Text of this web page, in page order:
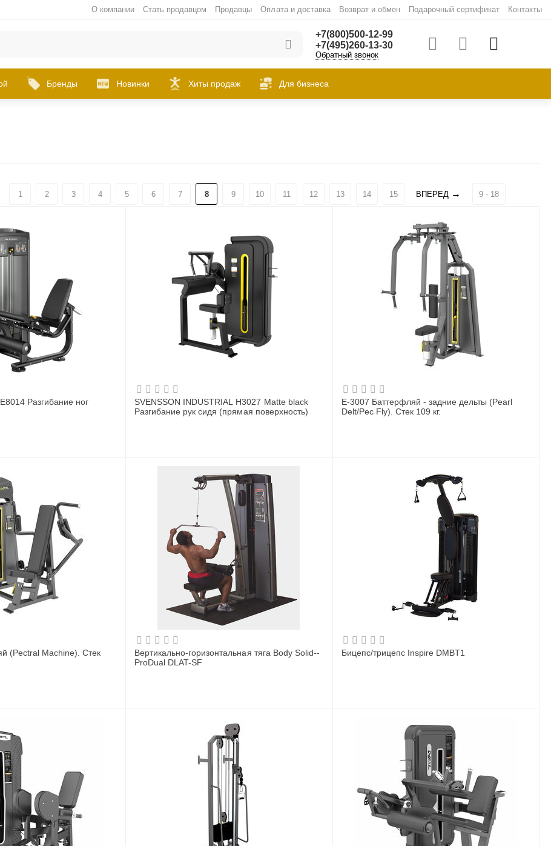
О компании Стать продавцом Продавцы Оплата и доставка Возврат и обмен Подарочный сертификат Контакты
+7(800)500-12-99
+7(495)260-13-30
Обратный звонок
Бренды Новинки Хиты продаж Для бизнеса
1 2 3 4 5 6 7 8 9 10 11 12 13 14 15 ВПЕРЕД 9 - 18
Разгибание ног
SVENSSON INDUSTRIAL H3027 Matte black
Разгибание рук сидя (прямая поверхность)
E-3007 Баттерфляй - задние дельты (Pearl
Delt/Pec Fly). Стек 109 кг.
(Pectral Machine). Стек
Вертикально-горизонтальная тяга Body Solid--
ProDual DLAT-SF
Бицепс/трицепс Inspire DMBT1